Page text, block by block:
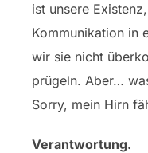
ist unsere
Kommunikation in
wir sie nicht
prügeln. Aber…
Sorry, mein Hirn
Verantwortung.